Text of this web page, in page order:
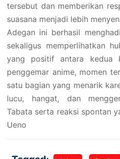
tersebut dan memberikan
suasana menjadi lebih
Adegan ini berhasil
sekaligus memperlihatkan
yang positif antara kedua
penggemar anime, momen
satu bagian yang menarik
lucu, hangat, dan
Tabata serta reaksi spontan
Ueno